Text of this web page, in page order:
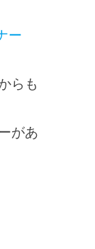
ー
らも
があ